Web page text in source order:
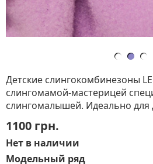
Детские слингокомбинезоны
слингомамой-мастерицей
слингомалышей. Идеально для
1100 грн.
Нет в наличии
Модельный ряд